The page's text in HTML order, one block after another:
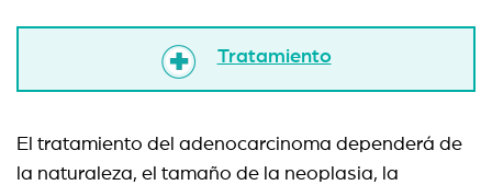
Tratamiento
El tratamiento del adenocarcinoma dependerá de
la naturaleza, el tamaño de la neoplasia, la